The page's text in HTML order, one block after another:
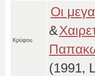
Κρύψου
Οι
&
(1991,